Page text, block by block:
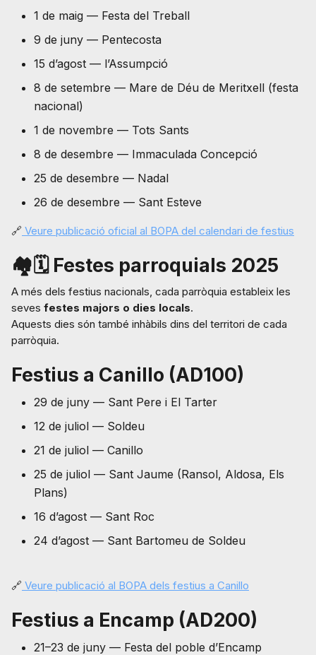
1 de maig — Festa del Treball
9 de juny — Pentecosta
15 d’agost — l’Assumpció
8 de setembre — Mare de Déu de Meritxell (festa
nacional)
1 de novembre — Tots Sants
8 de desembre — Immaculada Concepció
25 de desembre — Nadal
26 de desembre — Sant Esteve
🔗 Veure publicació oficial al BOPA del calendari de festius
🏘️🗓️ Festes parroquials 2025
A més dels festius nacionals, cada parròquia estableix les
seves festes majors o dies locals.
Aquests dies són també inhàbils dins del territori de cada
parròquia.
Festius a Canillo (AD100)
29 de juny — Sant Pere i El Tarter
12 de juliol — Soldeu
21 de juliol — Canillo
25 de juliol — Sant Jaume (Ransol, Aldosa, Els
Plans)
16 d’agost — Sant Roc
24 d’agost — Sant Bartomeu de Soldeu
🔗 Veure publicació al BOPA dels festius a Canillo
Festius a Encamp (AD200)
21–23 de juny — Festa del poble d’Encamp